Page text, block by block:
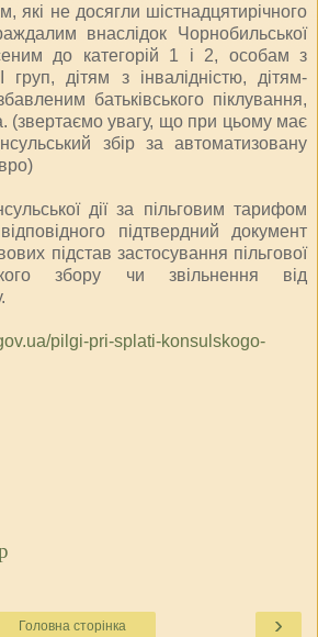
які не досягли шістнадцятирічного
внаслідок Чорнобильської
до категорій 1 і 2, особам з
груп, дітям з інвалідністю, дітям-
батьківського піклування,
(звертаємо увагу, що при цьому має
збір за автоматизовану
дії за пільговим тарифом
підтвердний документ
підстав застосування пільгової
збору чи звільнення від
pilgi-pri-splati-konsulskogo-
›
Головна сторінка